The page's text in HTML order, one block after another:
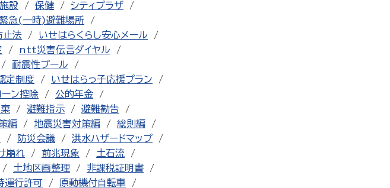
施設 保健
シティプラザ
急(一時)避難場所
止法
いせはらくらし安心メール
ntt災害伝言ダイヤル
耐震性プール
定制度
いせはらっ子応援プラン
ン控除
公的年金
避難指示
避難勧告
編 地震災害対策編
総則編
防災会議
洪水ハザードマップ
崩れ 前兆現象
土石流
土地区画整理
非課税証明書
運行許可
原動機付自転車